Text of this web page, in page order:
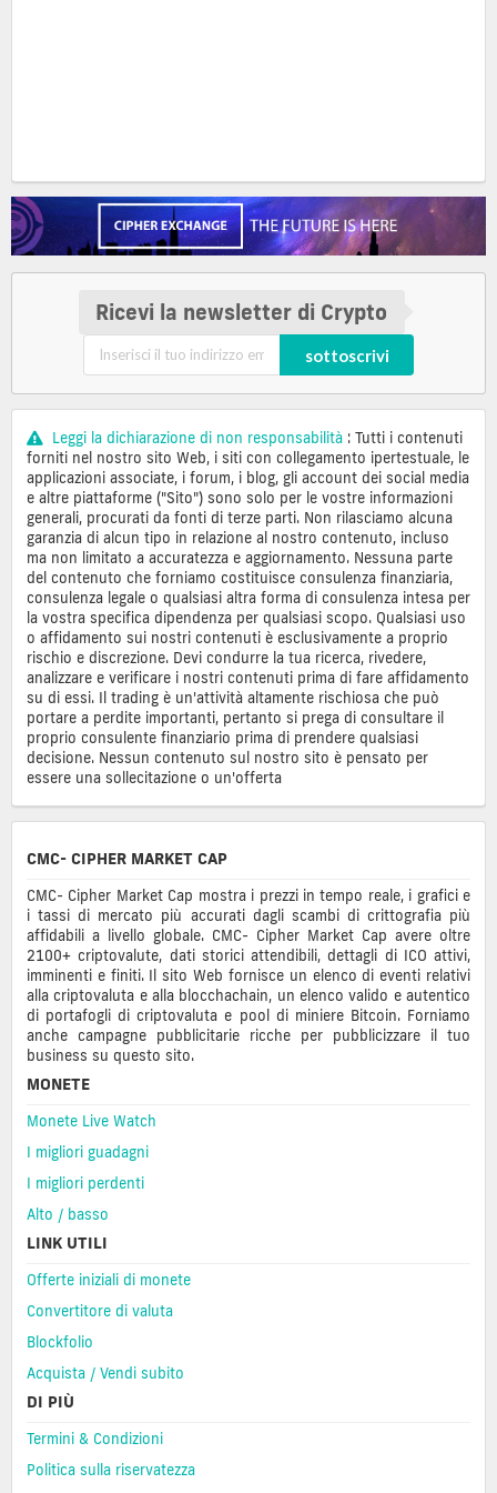
Ricevi la newsletter di Crypto
sottoscrivi
Leggi la dichiarazione di non responsabilità : Tutti i contenuti
forniti nel nostro sito Web, i siti con collegamento ipertestuale, le
applicazioni associate, i forum, i blog, gli account dei social media
e altre piattaforme ("Sito") sono solo per le vostre informazioni
generali, procurati da fonti di terze parti. Non rilasciamo alcuna
garanzia di alcun tipo in relazione al nostro contenuto, incluso
ma non limitato a accuratezza e aggiornamento. Nessuna parte
del contenuto che forniamo costituisce consulenza finanziaria,
consulenza legale o qualsiasi altra forma di consulenza intesa per
la vostra specifica dipendenza per qualsiasi scopo. Qualsiasi uso
o affidamento sui nostri contenuti è esclusivamente a proprio
rischio e discrezione. Devi condurre la tua ricerca, rivedere,
analizzare e verificare i nostri contenuti prima di fare affidamento
su di essi. Il trading è un'attività altamente rischiosa che può
portare a perdite importanti, pertanto si prega di consultare il
proprio consulente finanziario prima di prendere qualsiasi
decisione. Nessun contenuto sul nostro sito è pensato per
essere una sollecitazione o un'offerta
CMC- CIPHER MARKET CAP
CMC- Cipher Market Cap mostra i prezzi in tempo reale, i grafici e
i tassi di mercato più accurati dagli scambi di crittografia più
affidabili a livello globale. CMC- Cipher Market Cap avere oltre
2100+ criptovalute, dati storici attendibili, dettagli di ICO attivi,
imminenti e finiti. Il sito Web fornisce un elenco di eventi relativi
alla criptovaluta e alla blocchachain, un elenco valido e autentico
di portafogli di criptovaluta e pool di miniere Bitcoin. Forniamo
anche campagne pubblicitarie ricche per pubblicizzare il tuo
business su questo sito.
MONETE
Monete Live Watch
I migliori guadagni
I migliori perdenti
Alto / basso
LINK UTILI
Offerte iniziali di monete
Convertitore di valuta
Blockfolio
Acquista / Vendi subito
DI PIÙ
Termini & Condizioni
Politica sulla riservatezza